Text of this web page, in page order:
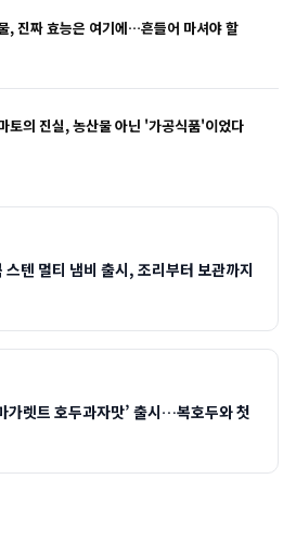
, 진짜 효능은 여기에…흔들어 마셔야 할
토의 진실, 농산물 아닌 '가공식품'이었다
스텐 멀티 냄비 출시, 조리부터 보관까지
가렛트 호두과자맛’ 출시…복호두와 첫